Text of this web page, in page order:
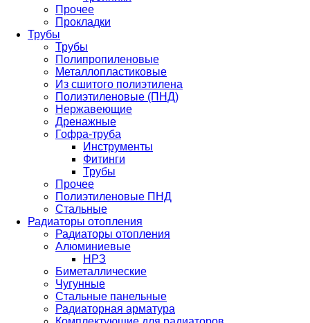
Прочее
Прокладки
Трубы
Трубы
Полипропиленовые
Металлопластиковые
Из сшитого полиэтилена
Полиэтиленовые (ПНД)
Нержавеющие
Дренажные
Гофра-труба
Инструменты
Фитинги
Трубы
Прочее
Полиэтиленовые ПНД
Стальные
Радиаторы отопления
Радиаторы отопления
Алюминиевые
НРЗ
Биметаллические
Чугунные
Стальные панельные
Радиаторная арматура